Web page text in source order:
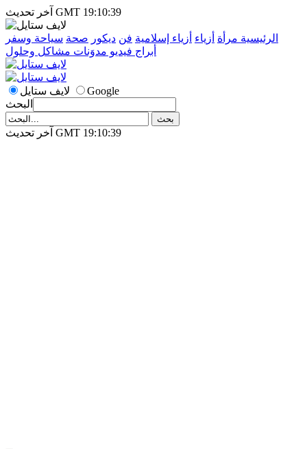
آخر تحديث GMT 19:10:39
الرئيسية مرأة أزياء أزياء إسلامية فن ديكور صحة سياحة وسفر
أبراج فيديو مدوَنات مشاكل وحلول
لايف ستايل
Google
البحث
آخر تحديث GMT 19:10:39